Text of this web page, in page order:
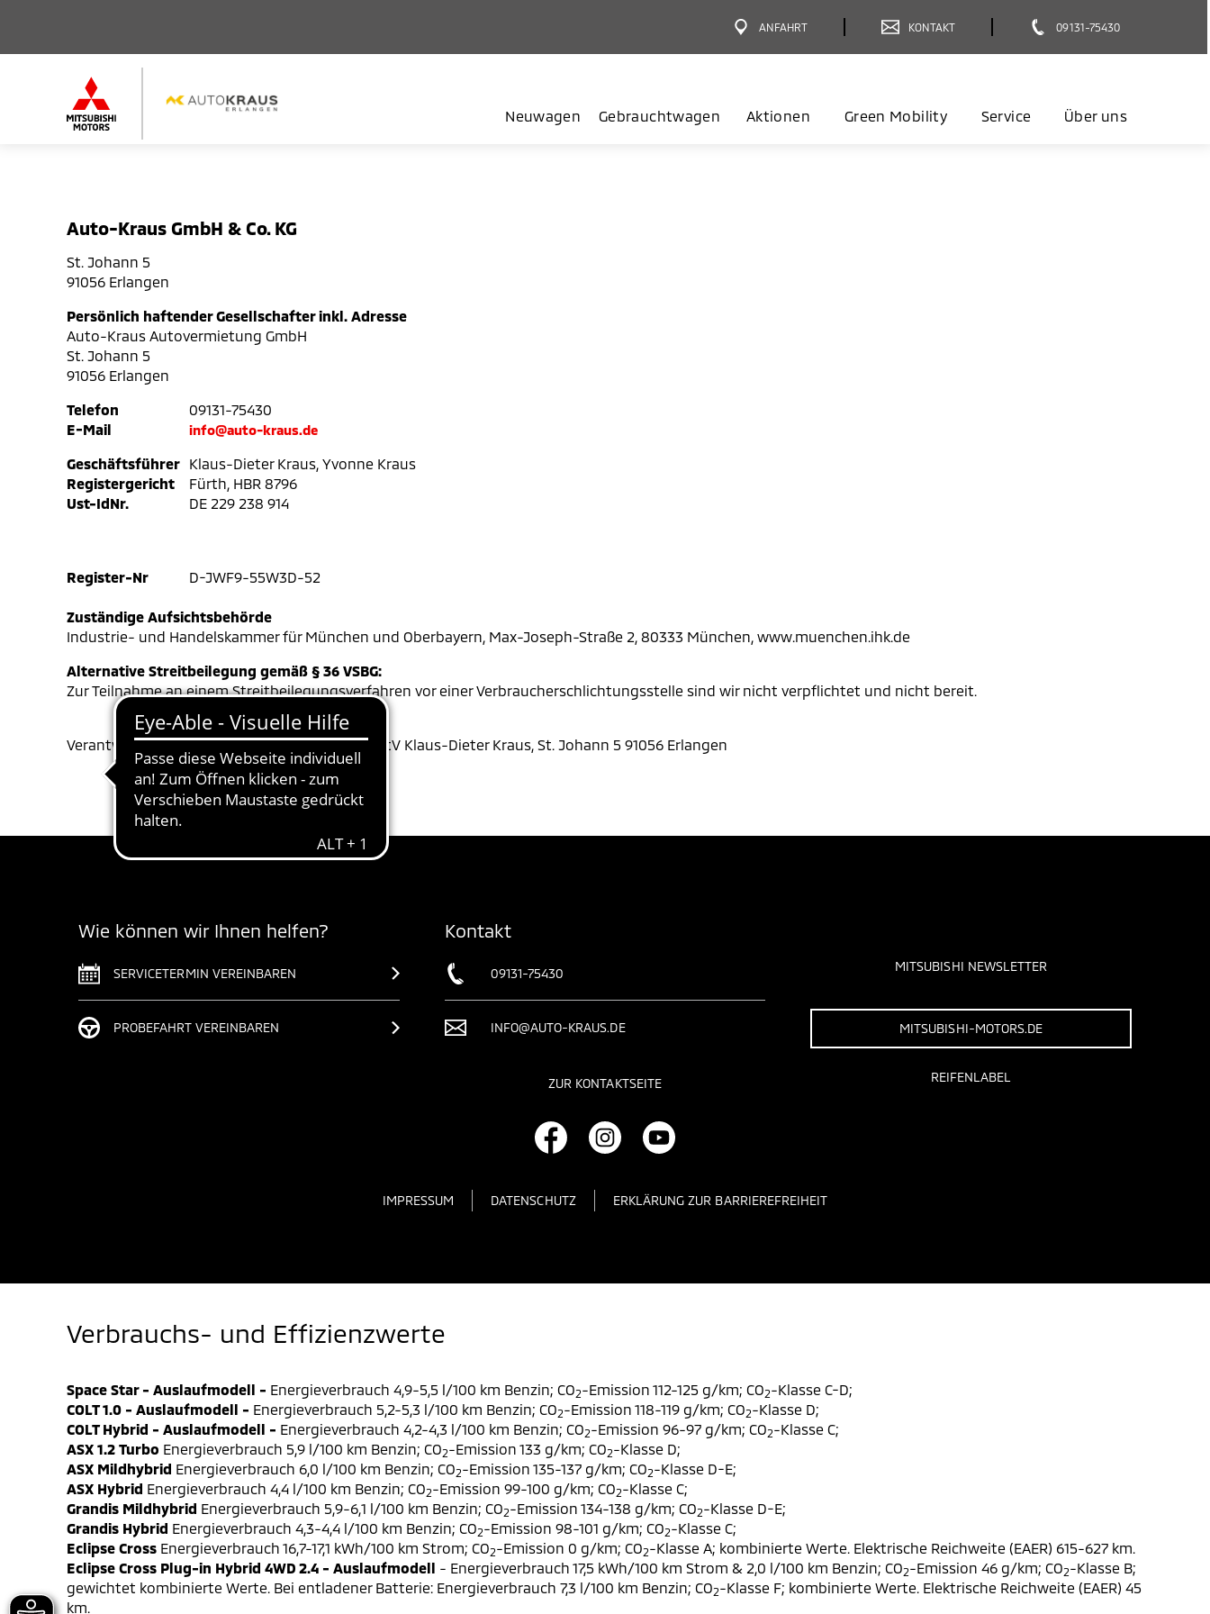
ANFAHRT KONTAKT 09131-75430
Neuwagen Gebrauchtwagen Aktionen Green Mobility Service Über uns
Auto-Kraus GmbH & Co. KG
St. Johann 5
91056 Erlangen
Persönlich haftender Gesellschafter inkl. Adresse
Auto-Kraus Autovermietung GmbH
St. Johann 5
91056 Erlangen
Telefon
09131-75430
E-Mail
info@auto-kraus.de
Geschäftsführer Klaus-Dieter Kraus, Yvonne Kraus
Registergericht
Fürth, HBR 8796
Ust-IdNr.
DE 229 238 914
Register-Nr D-JWF9-55W3D-52
Zuständige Aufsichtsbehörde
Industrie- und Handelskammer für München und Oberbayern, Max-Joseph-Straße 2, 80333 München, www.muenchen.ihk.de
Alternative Streitbeilegung gemäß § 36 VSBG:
Zur Teilnahme an einem Streitbeilegungsverfahren vor einer Verbraucherschlichtungsstelle sind wir nicht verpflichtet und nicht bereit.
Verantwortlicher im Sinne des § 18 Absatz 2 MStV Klaus-Dieter Kraus, St. Johann 5 91056 Erlangen
Wie können wir Ihnen helfen?
SERVICETERMIN VEREINBAREN
PROBEFAHRT VEREINBAREN
Kontakt
09131-75430
INFO@AUTO-KRAUS.DE
ZUR KONTAKTSEITE
MITSUBISHI NEWSLETTER
MITSUBISHI-MOTORS.DE
REIFENLABEL
IMPRESSUM DATENSCHUTZ ERKLÄRUNG ZUR BARRIEREFREIHEIT
Verbrauchs- und Effizienzwerte
Space Star - Auslaufmodell - Energieverbrauch 4,9-5,5 l/100 km Benzin; CO2-Emission 112-125 g/km; CO2-Klasse C-D;
COLT 1.0 - Auslaufmodell - Energieverbrauch 5,2-5,3 l/100 km Benzin; CO2-Emission 118-119 g/km; CO2-Klasse D;
COLT Hybrid - Auslaufmodell - Energieverbrauch 4,2-4,3 l/100 km Benzin; CO2-Emission 96-97 g/km; CO2-Klasse C;
ASX 1.2 Turbo Energieverbrauch 5,9 l/100 km Benzin; CO2-Emission 133 g/km; CO2-Klasse D;
ASX Mildhybrid Energieverbrauch 6,0 l/100 km Benzin; CO2-Emission 135-137 g/km; CO2-Klasse D-E;
ASX Hybrid Energieverbrauch 4,4 l/100 km Benzin; CO2-Emission 99-100 g/km; CO2-Klasse C;
Grandis Mildhybrid Energieverbrauch 5,9-6,1 l/100 km Benzin; CO2-Emission 134-138 g/km; CO2-Klasse D-E;
Grandis Hybrid Energieverbrauch 4,3-4,4 l/100 km Benzin; CO2-Emission 98-101 g/km; CO2-Klasse C;
Eclipse Cross Energieverbrauch 16,7-17,1 kWh/100 km Strom; CO2-Emission 0 g/km; CO2-Klasse A; kombinierte Werte. Elektrische Reichweite (EAER) 615-627 km.
Eclipse Cross Plug-in Hybrid 4WD 2.4 - Auslaufmodell - Energieverbrauch 17,5 kWh/100 km Strom & 2,0 l/100 km Benzin; CO2-Emission 46 g/km; CO2-Klasse B;
gewichtet kombinierte Werte. Bei entladener Batterie: Energieverbrauch 7,3 l/100 km Benzin; CO2-Klasse F; kombinierte Werte. Elektrische Reichweite (EAER) 45
km.